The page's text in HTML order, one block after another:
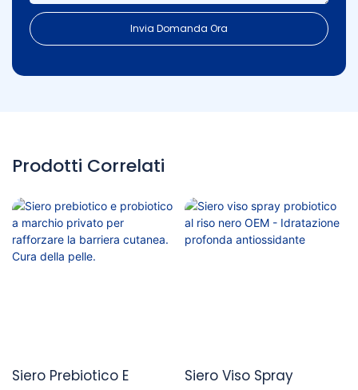
Invia Domanda Ora
Prodotti Correlati
Siero Prebiotico E
Siero Viso Spray